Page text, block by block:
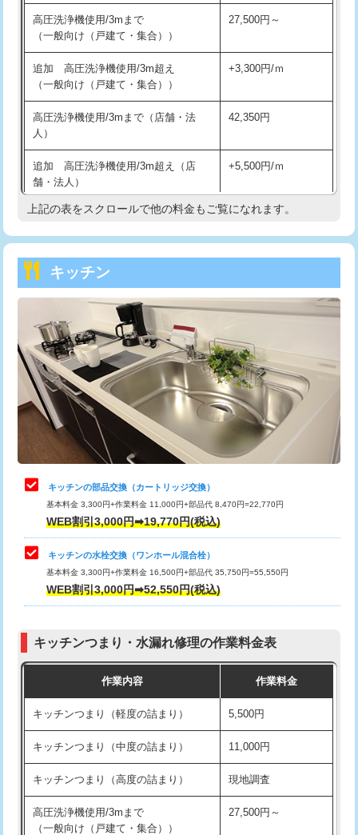
交換・取付(排水栓・排水トラップ
（P/S/ポップアップ））
22,000円+材料費
交換・取付（その他部品） 11,000円+材料費
持込商品取付（単水栓） 13,200円
持込商品取付（混合水栓）
持込商品取付（浄水器・分岐水栓） 16,500円
持込商品取付（温水洗浄便座） 22,000円
持込商品取付（普通便座⇔温水洗浄便
22,000円
給水管工事※（ホール加工)
給水管工事※（バンド止め) 3,300円
給水管工事※（支持金具設置) 5,500円
給水管工事※（保温材使用（バンド止
め込み）)
5,500円
給水管工事※（土の掘削・埋め戻し作
11,000円
給水管工事※（塩ビ管（VP・HI）使
用/3ｍまで)
給水管工事※（塩ビ管（VP・HI）使
用（追加）/3ｍ超え)
給水管工事※（ライニング鋼管・銅
管・ポリ管・HT管使用/3ｍまで)
44,000円
管・ポリ管・HT管使用/3ｍ超え)
排水管工事（土の掘削・埋め戻し作
11,000円~
排水管工事（排水管工事/3ｍまで） 55,000円
排水管工事（追加 排水管工事/3ｍ超
+11,000円
マス交換（土の掘削・埋め戻し作業）
高圧洗浄機使用/3mまで
（一般向け（戸建て・集合））
27,500円～
追加 高圧洗浄機使用/3m超え
（一般向け（戸建て・集合））
+3,300円/ｍ
高圧洗浄機使用/3mまで（店舗・法
人）
42,350円
追加 高圧洗浄機使用/3m超え（店
舗・法人）
+5,500円/ｍ
高度高圧洗浄換 現地調査
トーラー機使用/3mまで
追加トーラー機使用/3m超え +3,300円
カメラ調査 33,000円
桝清掃 8,800円
止水・漏水調査・防水処理・清掃・修
理・調整・分解・加工など（軽作業）
11,000円
止水・漏水調査・防水処理・清掃・修
理・調整・分解・加工など（中作業）
22,000円
止水・漏水調査・防水処理・清掃・修
理・調整・分解・加工など（重作業）
33,000円
お風呂タンク脱着
その他部品の脱着
式・ワンホール）)
交換・取付(排水栓・排水トラップ
22,000円+材料費
上記の表をスクロールで他の料金もご覧になれます。
キッチン
キッチンの部品交換（カートリッジ交換）
基本料金 3,300円+作業料金 11,000円+部品代 8,470円=22,770円
WEB割引3,000円➡19,770円(税込)
キッチンの水栓交換（ワンホール混合栓）
基本料金 3,300円+作業料金 16,500円+部品代 35,750円=55,550円
WEB割引3,000円➡52,550円(税込)
キッチンつまり・水漏れ修理の作業料金表
作業内容 作業料金
キッチンつまり（軽度の詰まり） 5,500円
キッチンつまり（中度の詰まり） 11,000円
キッチンつまり（高度の詰まり） 現地調査
高圧洗浄機使用/3mまで
（一般向け（戸建て・集合））
27,500円～